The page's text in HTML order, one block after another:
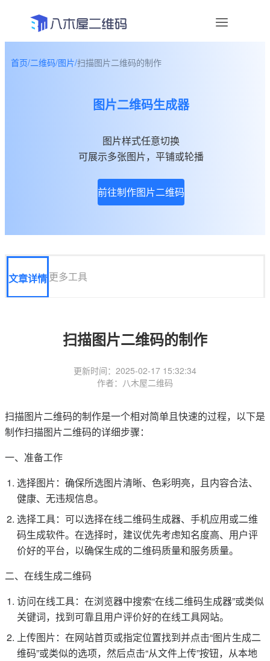
首页/二维码/图片/扫描图片二维码的制作
图片二维码生成器
图片样式任意切换
可展示多张图片，平铺或轮播
前往制作图片二维码
文章详情更多工具
扫描图片二维码的制作
更新时间：2025-02-17 15:32:34
作者：八木屋二维码
扫描图片二维码的制作是一个相对简单且快速的过程，以下是
制作扫描图片二维码的详细步骤：
一、准备工作
选择图片：确保所选图片清晰、色彩明亮，且内容合法、
健康、无违规信息。
选择工具：可以选择在线二维码生成器、手机应用或二维
码生成软件。在选择时，建议优先考虑知名度高、用户评
价好的平台，以确保生成的二维码质量和服务质量。
二、在线生成二维码
访问在线工具：在浏览器中搜索“在线二维码生成器”或类似
关键词，找到可靠且用户评价好的在线工具网站。
上传图片：在网站首页或指定位置找到并点击“图片生成二
维码”或类似的选项，然后点击“从文件上传”按钮，从本地